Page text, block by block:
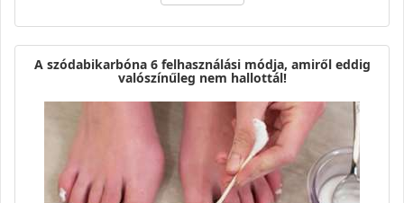
A szódabikarbóna 6 felhasználási módja, amiről eddig
valószínűleg nem hallottál!